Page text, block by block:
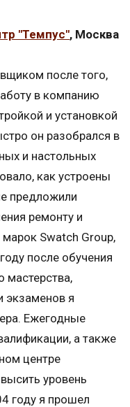
"Темпус", Москва
после того,
в компанию
и установкой
он разобрался в
и настольных
как устроены
предложили
ремонту и
Swatch Group,
после обучения
мастерства,
экзаменов я
Ежегодные
а также
центре
уровень
году я прошел